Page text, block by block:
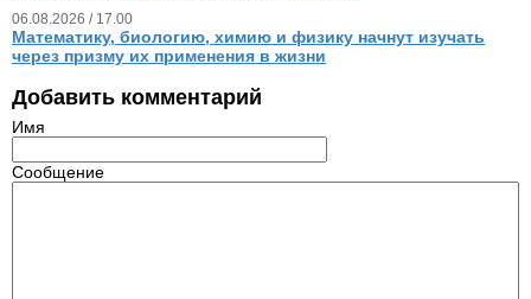
06.08.2026 / 17.00
Математику, биологию, химию и физику начнут изучать
через призму их применения в жизни
Добавить комментарий
Имя
Сообщение